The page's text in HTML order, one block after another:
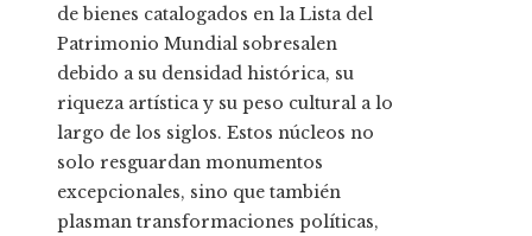
de bienes catalogados en la Lista del
Patrimonio Mundial sobresalen
debido a su densidad histórica, su
riqueza artística y su peso cultural a lo
largo de los siglos. Estos núcleos no
solo resguardan monumentos
excepcionales, sino que también
plasman transformaciones políticas,